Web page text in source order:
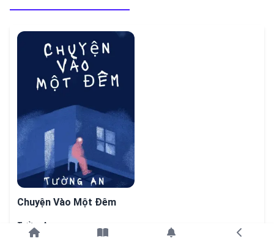
Chuyện Vào Một Đêm
Tường An